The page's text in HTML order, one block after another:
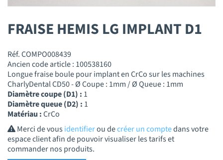
FRAISE HEMIS LG IMPLANT D1
Réf. COMPO008439
Ancien code article : 100538160
Longue fraise boule pour implant en CrCo sur les machines
CharlyDental CD50 - Ø Coupe : 1mm / Ø Queue : 1mm
Diamètre coupe (D1) : 1
Diamètre queue (D2) : 1
Matériau :CrCo
Merci de vousidentifierou decréer un comptedans votre
espace client afin de pouvoir visualiser les tarifs et
commander nos produits.